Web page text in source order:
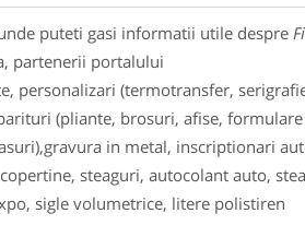
puteti gasi informatii utile despre
partenerii portalului
personalizari (termotransfer,
(pliante, brosuri, afise, formulare
in metal, inscriptionari
steaguri, autocolant auto,
sigle volumetrice, litere polistiren